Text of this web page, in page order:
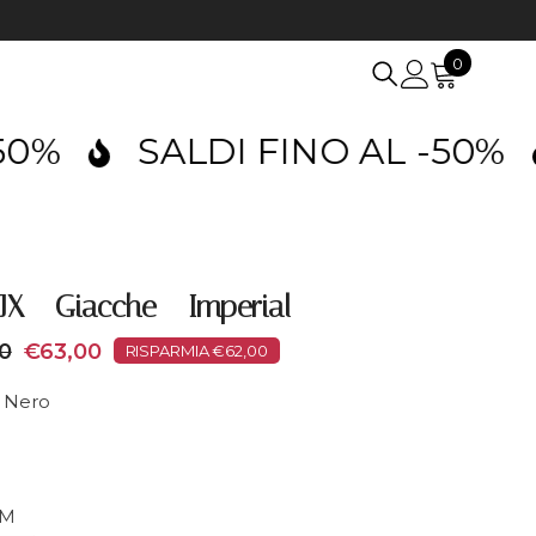
0 0
SALDI FINO AL -50%
- Giacche - Imperial
€63,00 RISPARMIA €62,00
Nero